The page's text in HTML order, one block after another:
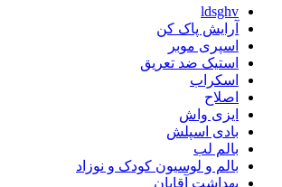
ldsghv
آرایش پاک کن
اسپری موبر
استیک ضد تعریق
اسکراب
اصلاح
ایزی واش
بادی اسپلش
بالم لب
بالم و لوسیون کودک و نوزاد
بهداشت آقایان